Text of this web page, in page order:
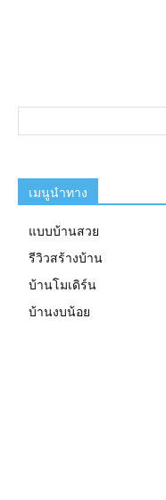
เมนูนำทาง
แบบบ้านสวย
รีวิวสร้างบ้าน
บ้านโมเดิร์น
บ้านงบน้อย